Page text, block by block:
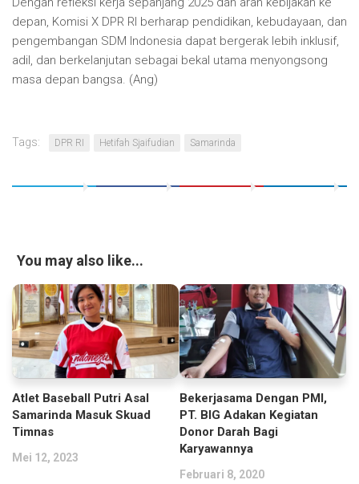
depan, Komisi X DPR RI berharap pendidikan, kebudayaan, dan
pengembangan SDM Indonesia dapat bergerak lebih inklusif,
adil, dan berkelanjutan sebagai bekal utama menyongsong
masa depan bangsa. (Ang)
Tags: DPR RI Hetifah Sjaifudian Samarinda
You may also like...
Atlet Baseball Putri Asal
Samarinda Masuk Skuad
Timnas
Mei 12, 2023
Bekerjasama Dengan PMI,
PT. BIG Adakan Kegiatan
Donor Darah Bagi
Karyawannya
Februari 8, 2020